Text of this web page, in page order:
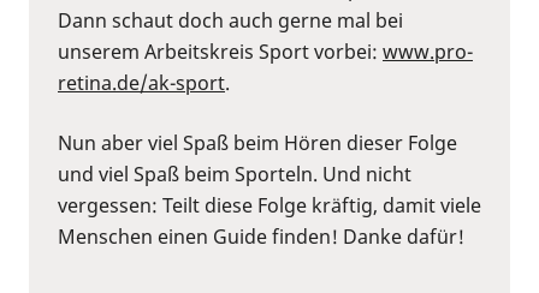
Dann schaut doch auch gerne mal bei
unserem Arbeitskreis Sport vorbei: ⁠www.pro-
retina.de/ak-sport⁠.
Nun aber viel Spaß beim Hören dieser Folge
und viel Spaß beim Sporteln. Und nicht
vergessen: Teilt diese Folge kräftig, damit viele
Menschen einen Guide finden! Danke dafür!